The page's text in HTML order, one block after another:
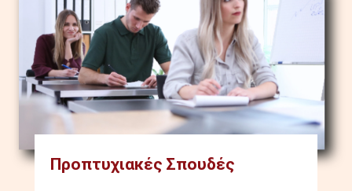
Προπτυχιακές Σπουδές